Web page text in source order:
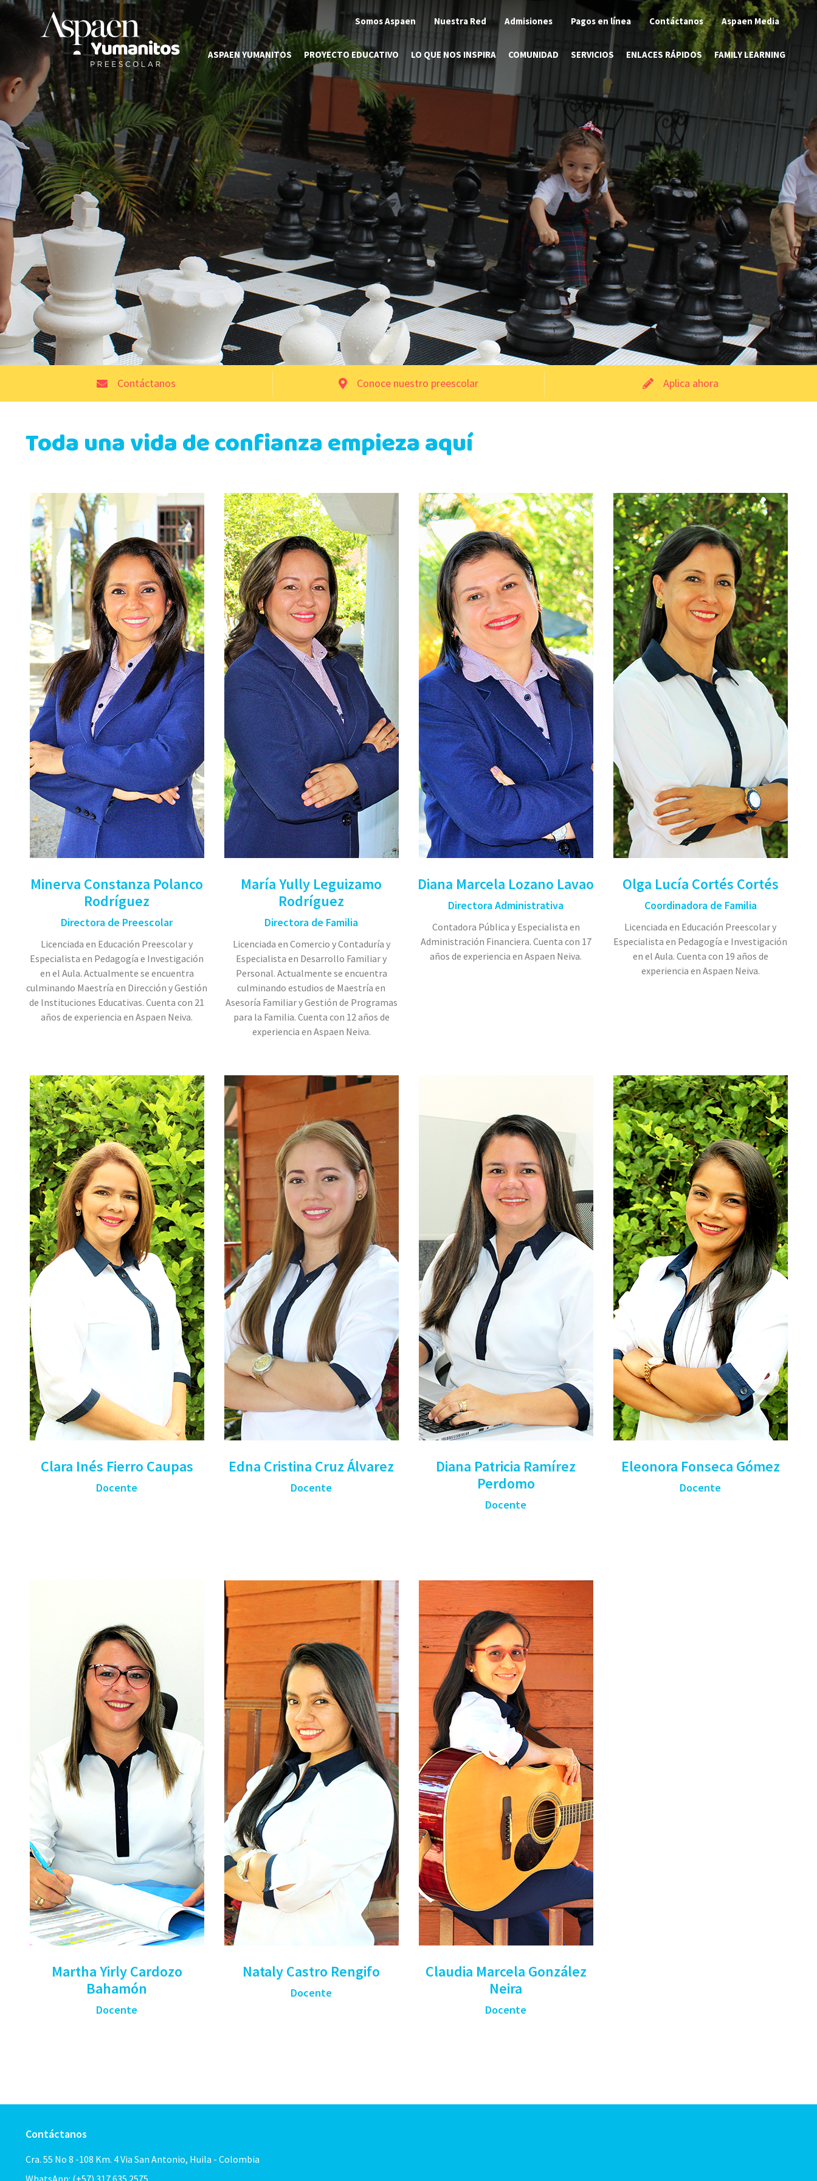
Somos Aspaen Nuestra Red Admisiones Pagos en línea Contáctanos Aspaen Media
ASPAEN YUMANITOS PROYECTO EDUCATIVO LO QUE NOS INSPIRA COMUNIDAD SERVICIOS ENLACES RÁPIDOS FAMILY LEARNING
Contáctanos Conoce nuestro preescolar Aplica ahora
Toda una vida de confianza empieza aquí
Minerva Constanza Polanco
Rodríguez
Directora de Preescolar
Licenciada en Educación Preescolar y
Especialista en Pedagogía e Investigación
en el Aula. Actualmente se encuentra
culminando Maestría en Dirección y Gestión
de Instituciones Educativas. Cuenta con 21
años de experiencia en Aspaen Neiva.
María Yully Leguizamo
Rodríguez
Directora de Familia
Licenciada en Comercio y Contaduría y
Especialista en Desarrollo Familiar y
Personal. Actualmente se encuentra
culminando estudios de Maestría en
Asesoría Familiar y Gestión de Programas
para la Familia. Cuenta con 12 años de
experiencia en Aspaen Neiva.
Diana Marcela Lozano Lavao
Directora Administrativa
Contadora Pública y Especialista en
Administración Financiera. Cuenta con 17
años de experiencia en Aspaen Neiva.
Olga Lucía Cortés Cortés
Coordinadora de Familia
Licenciada en Educación Preescolar y
Especialista en Pedagogía e Investigación
en el Aula. Cuenta con 19 años de
experiencia en Aspaen Neiva.
Clara Inés Fierro Caupas
Docente
Edna Cristina Cruz Álvarez
Docente
Diana Patricia Ramírez
Perdomo
Docente
Eleonora Fonseca Gómez
Docente
Martha Yirly Cardozo
Bahamón
Docente
Nataly Castro Rengifo
Docente
Claudia Marcela González
Neira
Docente
Contáctanos
Cra. 55 No 8 -108 Km. 4 Via San Antonio, Huila - Colombia
WhatsApp: (+57) 317 635 2575